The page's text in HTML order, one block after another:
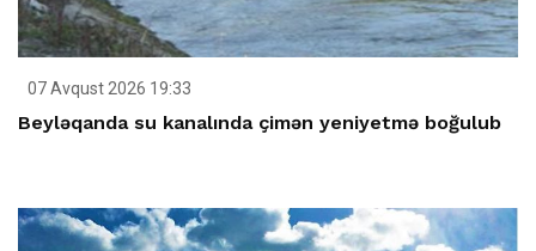
07 Avqust 2026 19:33
Beyləqanda su kanalında çimən yeniyetmə boğulub